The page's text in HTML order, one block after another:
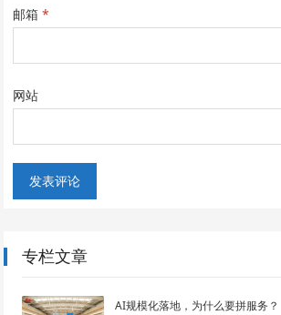
邮箱*
网站
专栏文章
AI规模化落地，为什么要拼服务？